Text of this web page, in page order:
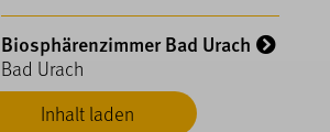
Inhalt laden
Biosphärenzimmer Bad Urach
Bad Urach